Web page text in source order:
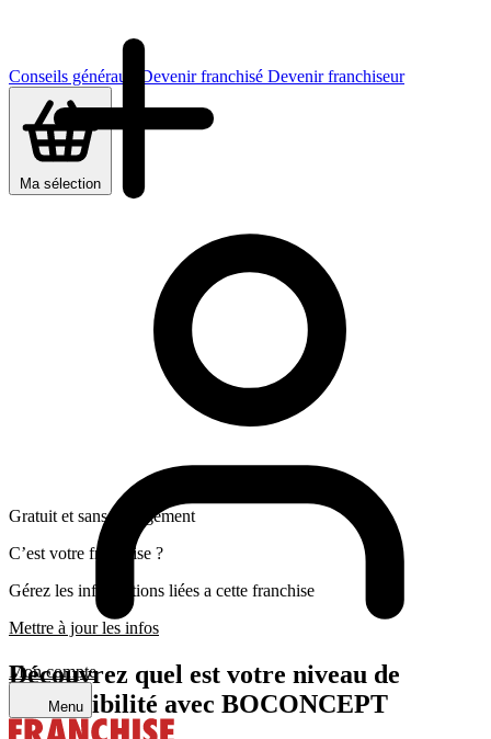
Conseils généraux Devenir franchisé Devenir franchiseur
Ma sélection
Mon compte
Menu
Gratuit et sans engagement
C’est votre franchise ?
Gérez les informations liées a cette franchise
Mettre à jour les infos
Découvrez quel est votre niveau de
compatibilité avec BOCONCEPT